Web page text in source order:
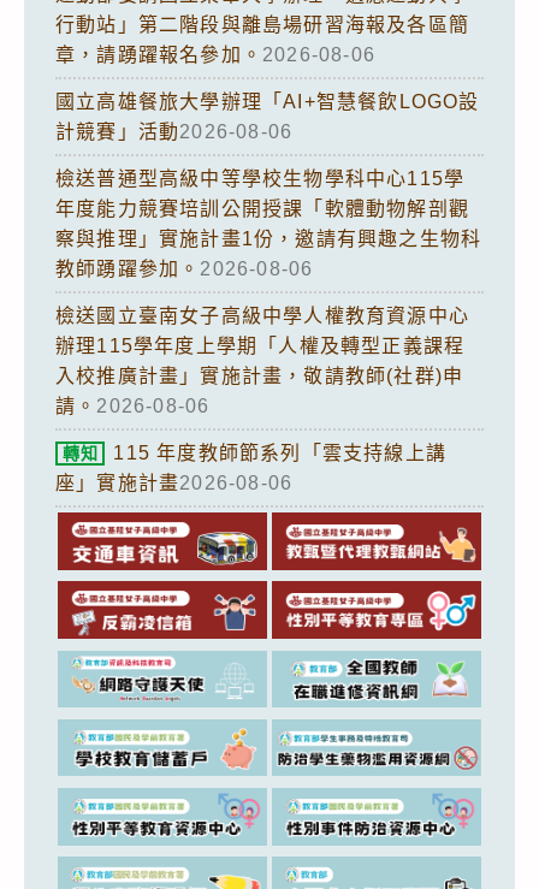
行動站」第二階段與離島場研習海報及各區簡
章，請踴躍報名參加。 2026-08-06
國立高雄餐旅大學辦理「AI+智慧餐飲LOGO設
計競賽」活動2026-08-06
檢送普通型高級中等學校生物學科中心115學
年度能力競賽培訓公開授課「軟體動物解剖觀
察與推理」實施計畫1份，邀請有興趣之生物科
教師踴躍參加。 2026-08-06
檢送國立臺南女子高級中學人權教育資源中心
辦理115學年度上學期「人權及轉型正義課程
入校推廣計畫」實施計畫，敬請教師(社群)申
請。 2026-08-06
轉知
115 年度教師節系列「雲支持線上講
座」實施計畫2026-08-06